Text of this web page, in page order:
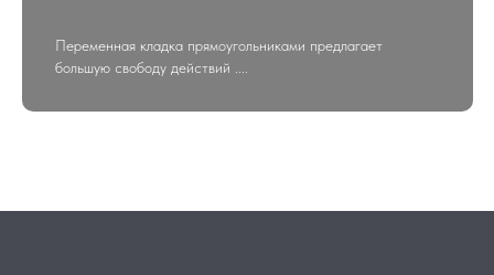
Переменная кладка прямоугольниками предлагает
большую свободу действий ....